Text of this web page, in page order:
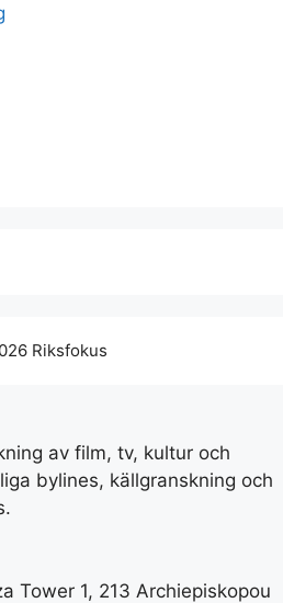
Riksfokus
av film, tv, kultur och
bylines, källgranskning och
Tower 1, 213 Archiepiskopou